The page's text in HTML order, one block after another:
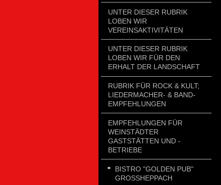
UNTER DIESER RUBRIK
LOBEN WIR
VEREINSAKTIVITÄTEN
UNTER DIESER RUBRIK
LOBEN WIR FÜR DEN
ERHALT DER LANDSCHAFT
RUBRIK FÜR ROCK & KULT;
LIEDERMACHER- & BAND-
EMPFEHLUNGEN
EMPFEHLUNGEN FÜR
WEINSTÄDTER
GASTSTÄTTEN UND -
BETRIEBE
BISTRO "GOLDEN PUB"
GROSSHEPPACH